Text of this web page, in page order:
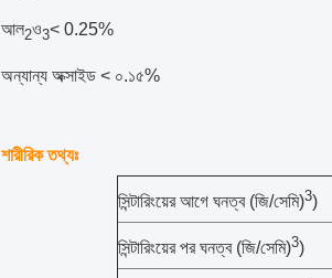
আল2ও3< 0.25%
অন্যান্য অক্সাইড < ০.১৫%
শারীরিক তথ্যঃ
সিন্টারিংয়ের আগে ঘনত্ব (জি/সেমি)3)
সিন্টারিংয়ের পর ঘনত্ব (জি/সেমি)3)